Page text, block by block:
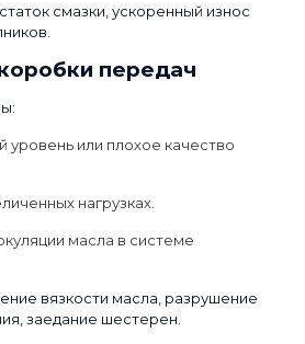
смазки, ускоренный износ
передач
уровень или плохое качество
нагрузках.
масла в системе
вязкости масла, разрушение
заедание шестерен.